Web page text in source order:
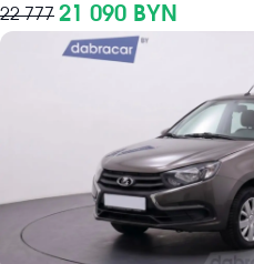
22 777 21 090 BYN